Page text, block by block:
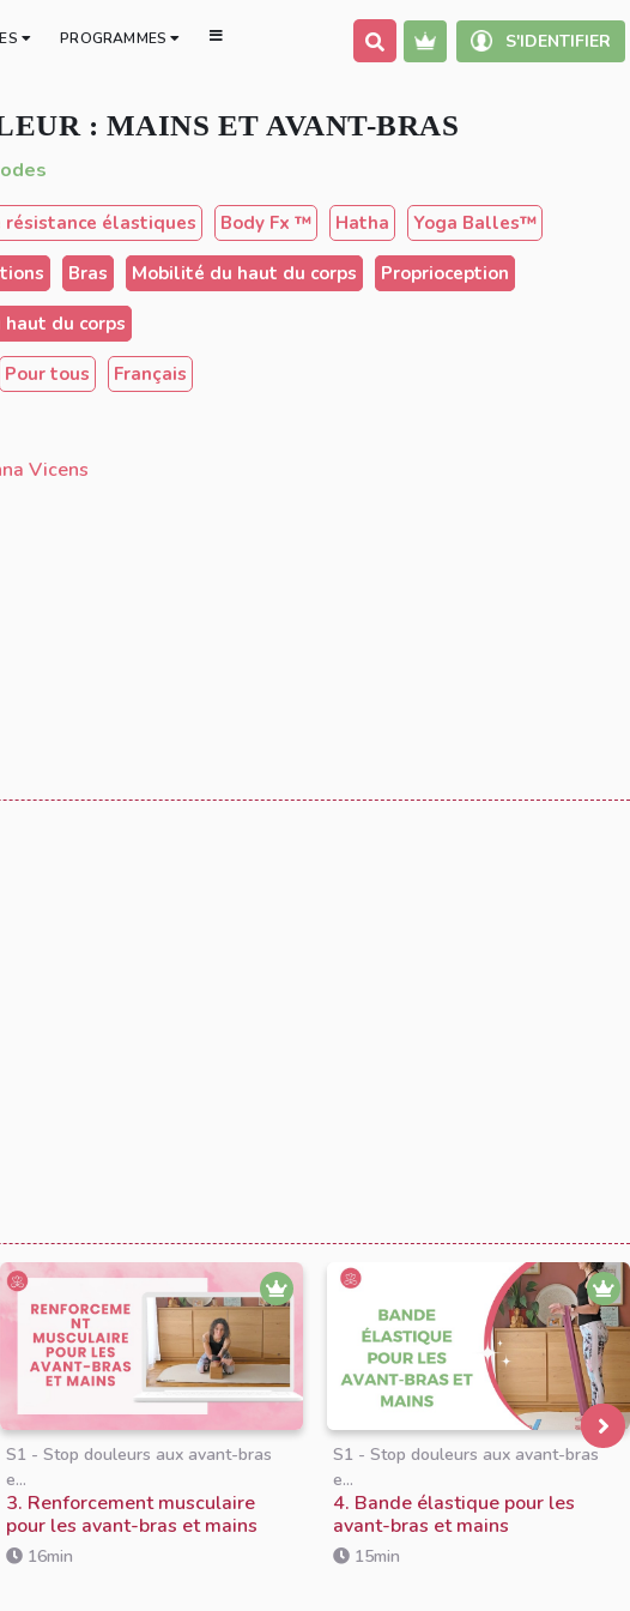
PROGRAMMES
S'IDENTIFIER
: MAINS ET AVANT-BRAS
résistance élastiques Body Fx ™️ Hatha Yoga Balles™️
Bras Mobilité du haut du corps Proprioception
du corps
Pour tous Français
Vicens
S1 - Stop douleurs aux avant-bras
e...
3. Renforcement musculaire
pour les avant-bras et mains
16min
S1 - Stop douleurs aux avant-bras
e...
4. Bande élastique pour les
avant-bras et mains
15min